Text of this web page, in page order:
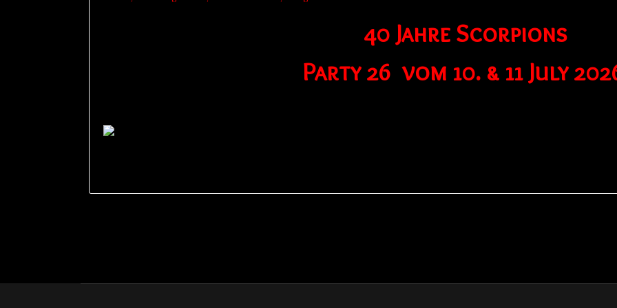
40 Jahre Scorpions
Party 26 vom 10. & 11 July